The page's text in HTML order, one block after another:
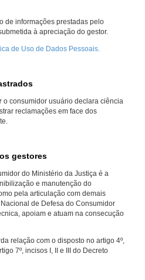
de informações prestadas pelo
à apreciação do gestor.
de Uso de Dados Pessoais.
o consumidor usuário declara ciência
reclamações em face dos
gestores
do Ministério da Justiça é a
e manutenção do
pela articulação com demais
de Defesa do Consumidor
apoiam e atuam na consecução
relação com o disposto no artigo 4º,
7º, incisos I, II e III do Decreto